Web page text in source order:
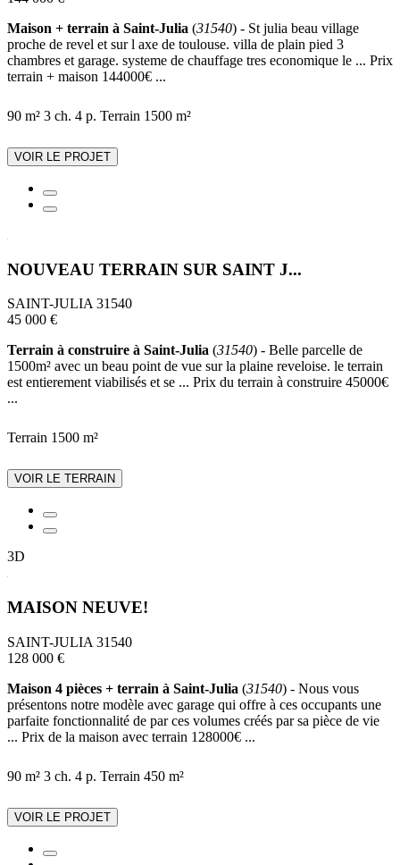
Maison + terrain à Saint-Julia (31540) - St julia beau village
proche de revel et sur l axe de toulouse. villa de plain pied 3
chambres et garage. systeme de chauffage tres economique le ... Prix
terrain + maison 144000€ ...
90 m² 3 ch. 4 p. Terrain 1500 m²
VOIR LE PROJET
NOUVEAU TERRAIN SUR SAINT J...
SAINT-JULIA 31540
45 000 €
Terrain à construire à Saint-Julia (31540) - Belle parcelle de
1500m² avec un beau point de vue sur la plaine reveloise. le terrain
est entierement viabilisés et se ... Prix du terrain à construire 45000€
...
Terrain 1500 m²
VOIR LE TERRAIN
3D
MAISON NEUVE!
SAINT-JULIA 31540
128 000 €
Maison 4 pièces + terrain à Saint-Julia (31540) - Nous vous
présentons notre modèle avec garage qui offre à ces occupants une
parfaite fonctionnalité de par ces volumes créés par sa pièce de vie
... Prix de la maison avec terrain 128000€ ...
90 m² 3 ch. 4 p. Terrain 450 m²
VOIR LE PROJET